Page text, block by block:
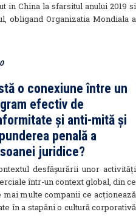
in China la sfarsitul anului 2019 si
obligand Organizatia Mondiala a
o conexiune între un
efectiv de
și anti-mită și
penală a
juridice?
desfășurării unor activități
într-un context global, din ce
mai multe companii ce acționează
în a stapâni o cultură corporativă